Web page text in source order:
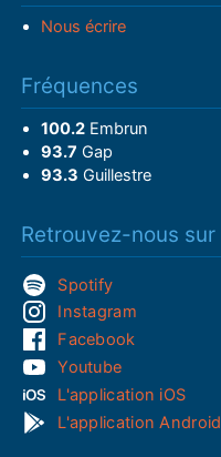
Nous écrire
Fréquences
100.2Embrun
93.7 Gap
93.3 Guillestre
Retrouvez-nous sur
Spotify
Instagram
Facebook
Youtube
L'application iOS
L'application Android